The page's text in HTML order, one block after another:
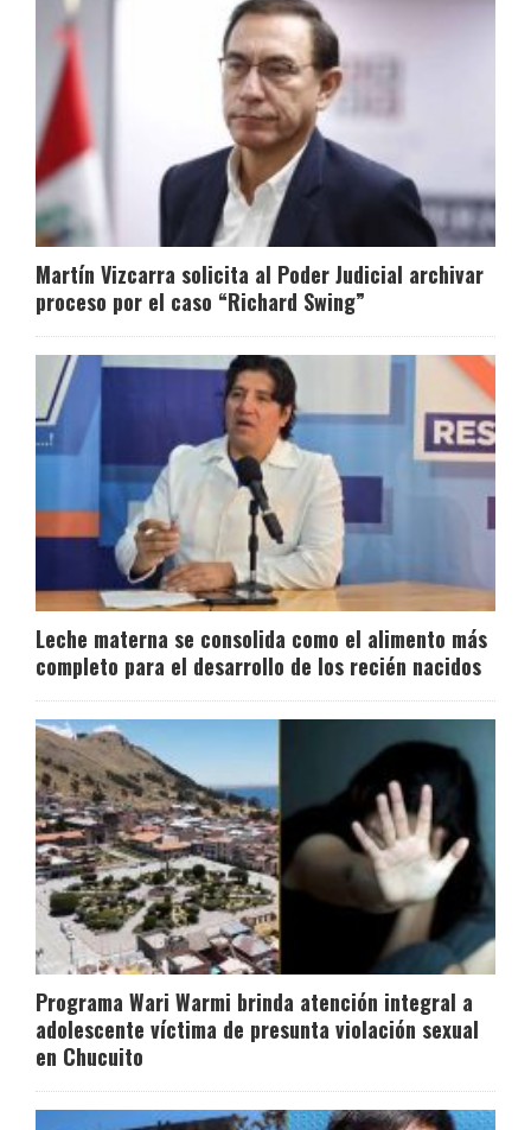
Martín Vizcarra solicita al Poder Judicial archivar
proceso por el caso “Richard Swing”
Leche materna se consolida como el alimento más
completo para el desarrollo de los recién nacidos
Programa Wari Warmi brinda atención integral a
adolescente víctima de presunta violación sexual
en Chucuito